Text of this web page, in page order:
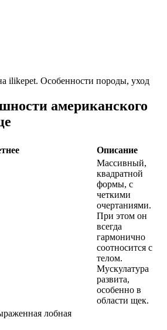
ilikepet. Особенности породы, уход
американского
Описание
Массивный,
квадратной
формы, с
четкими
очертаниями.
При этом он
всегда
гармонично
соотносится с
телом.
Мускулатура
развита,
особенно в
области щек.
лобная